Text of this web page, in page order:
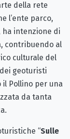
della rete
l’ente parco,
ha intenzione di
contribuendo al
culturale del
geoturisti
il Pollino per una
da tanta
“Sulle